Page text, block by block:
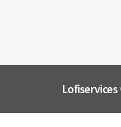
Lofiservices